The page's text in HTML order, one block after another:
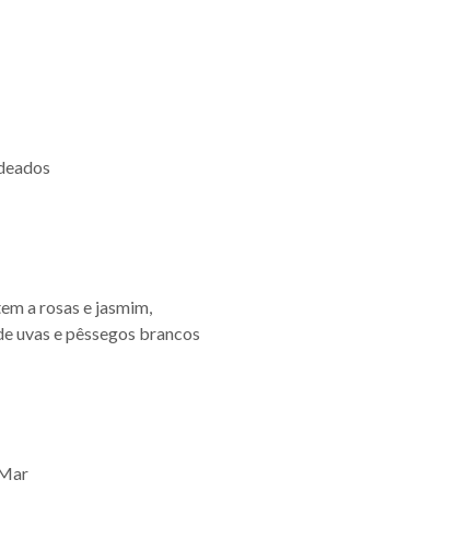
a rosas e jasmim,
uvas e pêssegos brancos